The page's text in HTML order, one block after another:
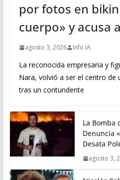
por fotos en
cuerpo» y acusa
agosto 3, 2026 Info IA
La reconocida empresaria y
Nara, volvió a ser el centro de
tras un contundente
La Bomba
Denuncia
Desata
agosto 3,